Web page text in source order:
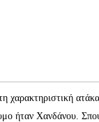
ήταν Χανδάνου.